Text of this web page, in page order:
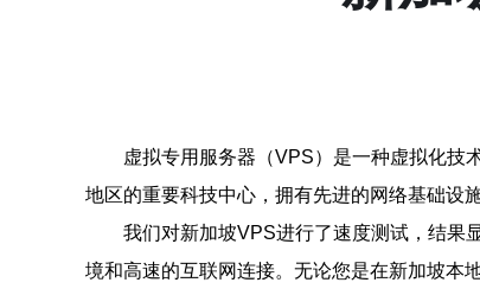
虚拟专用服务器（VPS）是一种虚拟化技
地区的重要科技中心，拥有先进的网络基础设
我们对新加坡VPS进行了速度测试，结果
境和高速的互联网连接。无论您是在新加坡本